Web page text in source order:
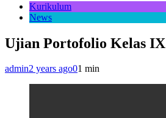
Kurikulum
News
Ujian Portofolio Kelas IX
admin2 years ago01 min